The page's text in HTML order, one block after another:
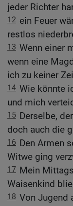
jeder Richter
12 ein Feuer
restlos
13 Wenn einer
wenn eine
ich zu keiner
14 Wie könnte
und mich
15 Derselbe,
doch auch die
16 Den Armen
Witwe ging
17 Mein
Waisenkind
18 Von Jugend